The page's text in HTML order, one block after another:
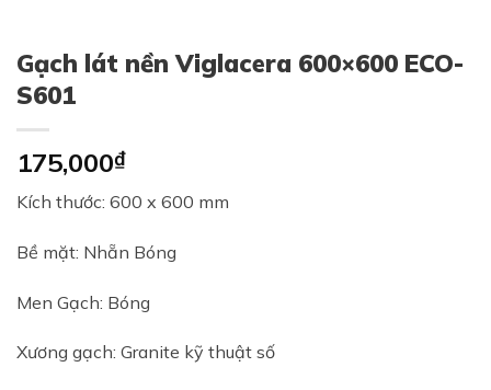
Gạch lát nền Viglacera 600×600 ECO-
S601
175,000₫
Kích thước: 600 x 600 mm
Bề mặt: Nhẵn Bóng
Men Gạch: Bóng
Xương gạch: Granite kỹ thuật số